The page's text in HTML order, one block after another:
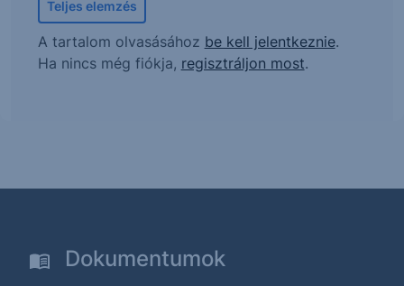
Teljes elemzés
A tartalom olvasásához be kell jelentkeznie.
Ha nincs még fiókja, regisztráljon most.
Dokumentumok